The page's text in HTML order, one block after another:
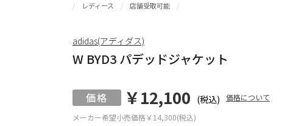
レディース 店舗受取可能
W BYD3 パデッドジャケット
メーカー希望小売価格￥14,300(税込)
￥12,100 (税込) 価格について
adidas(アディダス)